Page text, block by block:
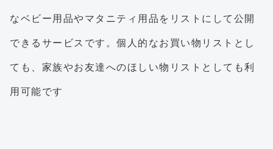
なベビー用品やマタニティ用品をリストにして公開
できるサービスです。個人的なお買い物リストとし
ても、家族やお友達へのほしい物リストとしても利
用可能です